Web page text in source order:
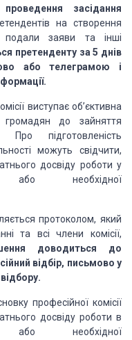
засідання
на створення
подали заяви та інші
претенденту за 5 днів
або телеграмою і
виступає об’єктивна
громадян до зайняття
Про підготовленість
можуть свідчити,
досвіду роботи у
або необхідної
протоколом, який
та всі члени комісії,
доводиться до
відбір, письмово у
професійної комісії
досвіду роботи в
або необхідної